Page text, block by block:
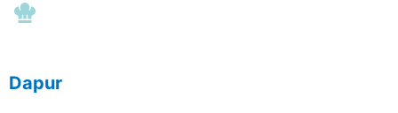
Dapur